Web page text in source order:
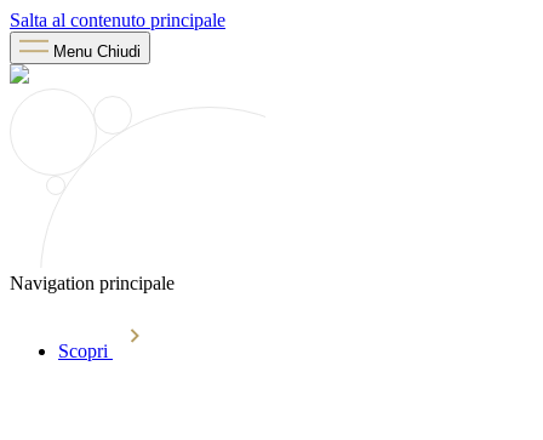
Salta al contenuto principale
Menu Chiudi
Navigation principale
Scopri